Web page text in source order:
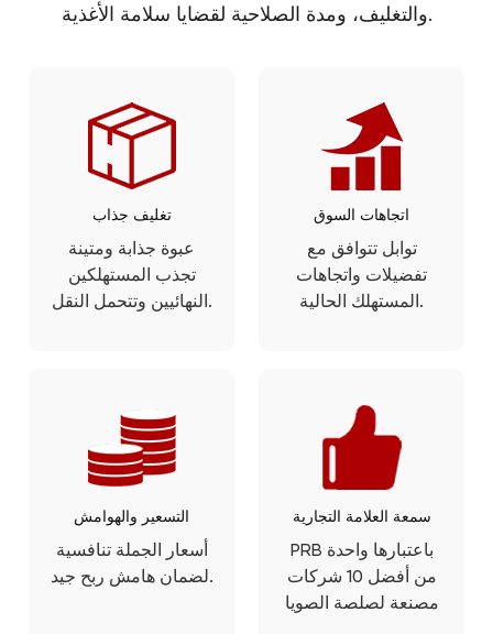
والتغليف، ومدة الصلاحية لقضايا سلامة الأغذية.
تغليف جذاب
عبوة جذابة ومتينة
تجذب المستهلكين
النهائيين وتتحمل النقل.
اتجاهات السوق
توابل تتوافق مع
تفضيلات واتجاهات
المستهلك الحالية.
التسعير والهوامش
أسعار الجملة تنافسية
لضمان هامش ربح جيد.
سمعة العلامة التجارية
PRB باعتبارها واحدة
من أفضل 10 شركات
مصنعة لصلصة الصويا